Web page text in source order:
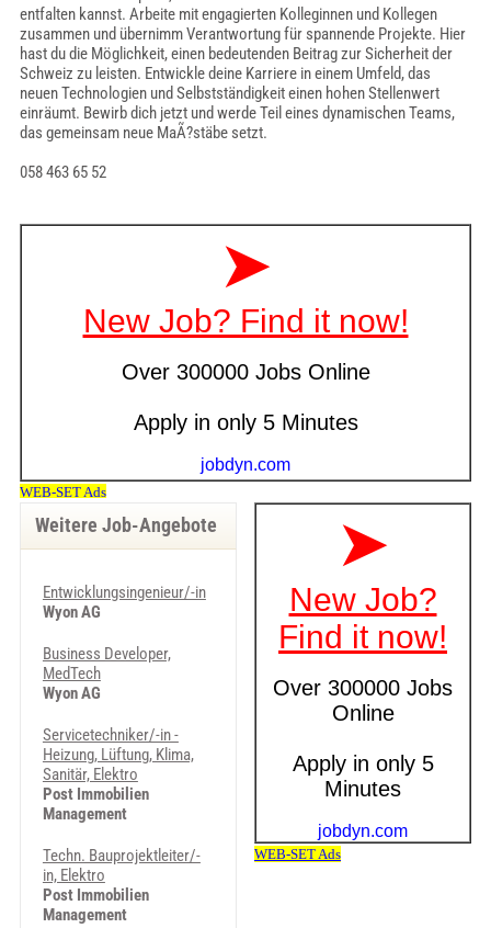
entfalten kannst. Arbeite mit engagierten Kolleginnen und Kollegen
zusammen und übernimm Verantwortung für spannende Projekte. Hier
hast du die Möglichkeit, einen bedeutenden Beitrag zur Sicherheit der
Schweiz zu leisten. Entwickle deine Karriere in einem Umfeld, das
neuen Technologien und Selbstständigkeit einen hohen Stellenwert
einräumt. Bewirb dich jetzt und werde Teil eines dynamischen Teams,
das gemeinsam neue MaÃ?stäbe setzt.
058 463 65 52
Weitere Job-Angebote
Entwicklungsingenieur/-in
Wyon AG
Business Developer,
MedTech
Wyon AG
Servicetechniker/-in -
Heizung, Lüftung, Klima,
Sanitär, Elektro
Post Immobilien
Management
Techn. Bauprojektleiter/-
in, Elektro
Post Immobilien
Management